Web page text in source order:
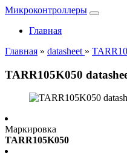
Микроконтроллеры
Главная
Главная » datasheet »
TARR105K050
Маркировка
TARR105K050